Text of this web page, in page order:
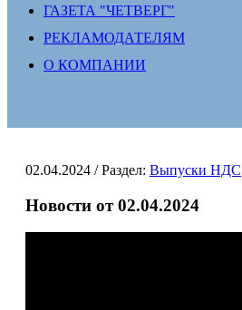
ГАЗЕТА "ЧЕТВЕРГ"
РЕКЛАМОДАТЕЛЯМ
О КОМПАНИИ
02.04.2024 / Раздел: Выпуски НДС
Новости от 02.04.2024